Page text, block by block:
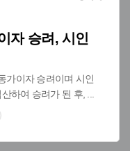
자 승려, 시인
가이자 승려이며 시인
하여 승려가 된 후,